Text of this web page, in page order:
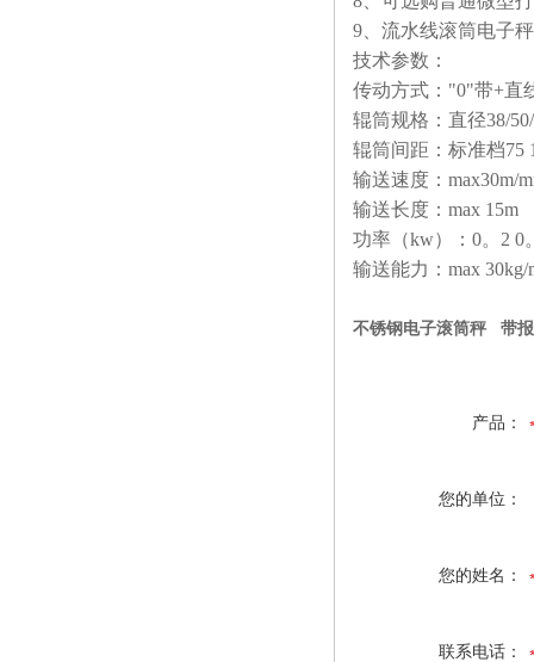
9、流水线滚筒电子
技术参数：
传动方式："0"带+直
辊筒规格：直径38/
辊筒间距：标准档75
输送速度：max30m/
输送长度：max 15m
功率（kw）：0。2 0
输送能力：max 30kg/
不锈钢电子滚筒秤 带
产品：
您的单位：
您的姓名：
联系电话：